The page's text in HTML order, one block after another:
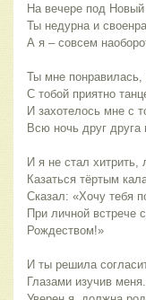
На вечере под Новый
Ты недурна и
А я – совсем
Ты мне понравилась,
С тобой приятно
И захотелось мне с
Всю ночь друг друга
И я не стал хитрить,
Казаться тёртым
Сказал: «Хочу тебя
При личной встрече с
Рождеством!»
И ты решила
Глазами изучив меня.